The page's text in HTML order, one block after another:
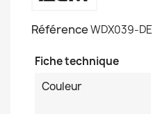
RéférenceWDX039-DE
Fiche technique
Couleur